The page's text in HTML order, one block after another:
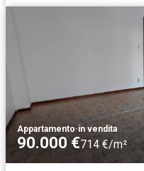
Appartamento·in vendita
90.000 €714 €/m²